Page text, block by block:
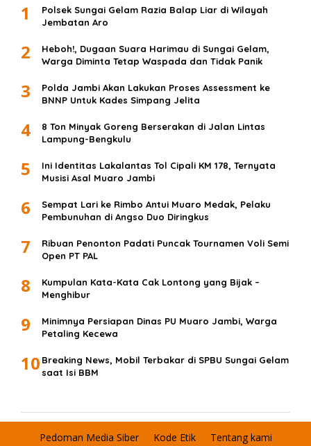
1
Polsek Sungai Gelam Razia Balap Liar di Wilayah
Jembatan Aro
2
Heboh!, Dugaan Suara Harimau di Sungai Gelam,
Warga Diminta Tetap Waspada dan Tidak Panik
3
Polda Jambi Akan Lakukan Proses Assessment ke
BNNP Untuk Kades Simpang Jelita
4
8 Ton Minyak Goreng Berserakan di Jalan Lintas
Lampung-Bengkulu
5
Ini Identitas Lakalantas Tol Cipali KM 178, Ternyata
Musisi Asal Muaro Jambi
6
Sempat Lari ke Rimbo Antui Muaro Medak, Pelaku
Pembunuhan di Angso Duo Diringkus
7
Ribuan Penonton Padati Puncak Tournamen Voli Semi
Open PT PAL
8
Kumpulan Kata-Kata Cak Lontong yang Bijak –
Menghibur
9
Minimnya Persiapan Dinas PU Muaro Jambi, Warga
Petaling Kecewa
10 Breaking News, Mobil Terbakar di SPBU Sungai Gelam
saat Isi BBM
Pedoman Media Siber Kode Etik Tentang kami